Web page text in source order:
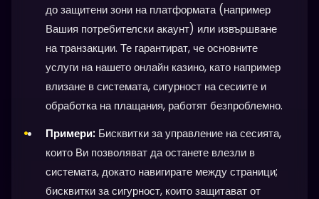
до защитени зони на платформата (например
Вашия потребителски акаунт) или извършване
на транзакции. Те гарантират, че основните
услуги на нашето онлайн казино, като например
влизане в системата, сигурност на сесиите и
обработка на плащания, работят безпроблемно.
Примери: Бисквитки за управление на сесията,
които Ви позволяват да останете влезли в
системата, докато навигирате между страници;
бисквитки за сигурност, които защитават от